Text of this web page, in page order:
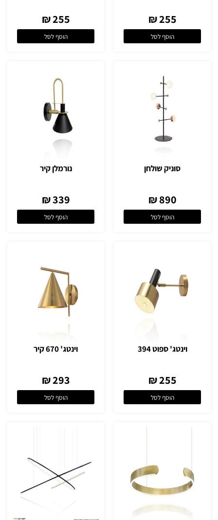
255 ₪
הוסף לסל
255 ₪
הוסף לסל
סוניק שולחן
890 ₪
הוסף לסל
נורמלן קיר
339 ₪
הוסף לסל
וינטג' ספוט 394
255 ₪
הוסף לסל
וינטג' 670 קיר
293 ₪
הוסף לסל